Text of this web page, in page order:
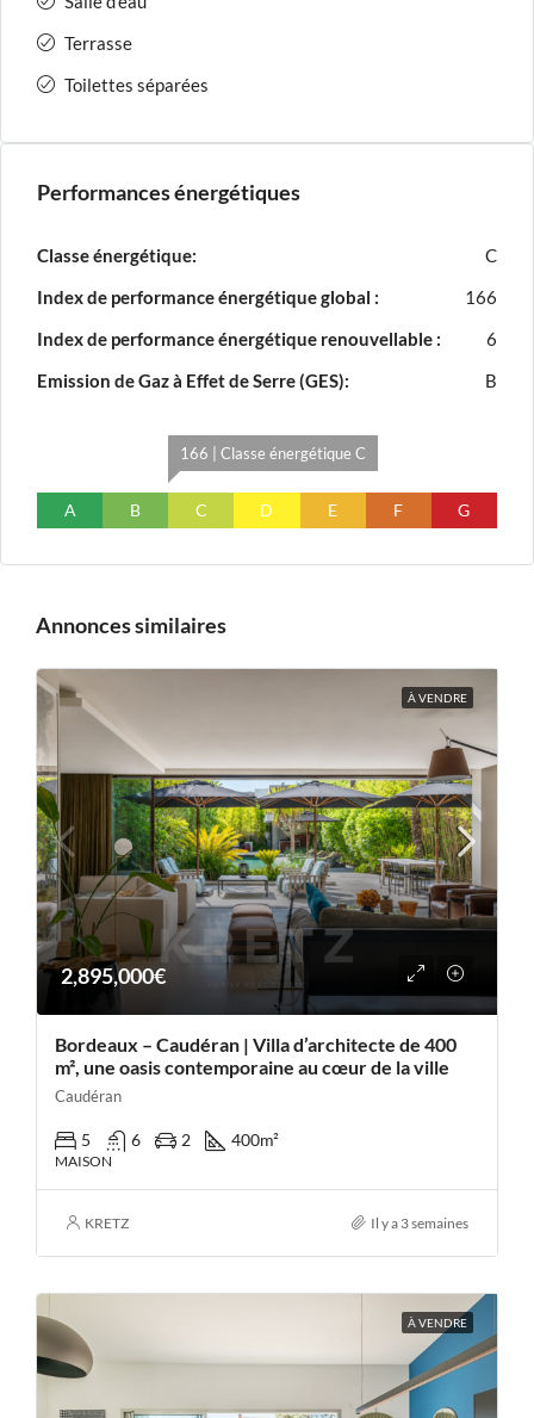
Terrasse
Toilettes séparées
Performances énergétiques
Classe énergétique:
C
Index de performance énergétique global :
166
Index de performance énergétique renouvellable :
6
Emission de Gaz à Effet de Serre (GES):
B
A B
166 | Classe énergétique C
C D E F G
Annonces similaires
À VENDRE
2,895,000€
Bordeaux – Caudéran | Villa d’architecte de 400
m², une oasis contemporaine au cœur de la ville
Caudéran
5 6 2 400m²
MAISON
KRETZ Il y a 3 semaines
À VENDRE